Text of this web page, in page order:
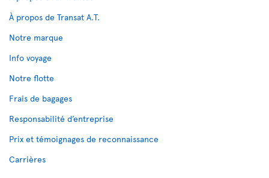
À propos de Transat A.T.
Notre marque
Info voyage
Notre flotte
Frais de bagages
Responsabilité d’entreprise
Prix et témoignages de reconnaissance
Carrières